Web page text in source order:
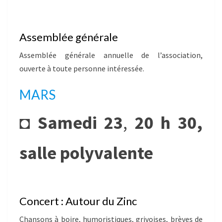
Assemblée générale
Assemblée générale annuelle de l’association,
ouverte à toute personne intéressée.
MARS
◘ Samedi 23, 20 h 30,
salle polyvalente
Concert : Autour du Zinc
Chansons à boire, humoristiques, grivoises, brèves de